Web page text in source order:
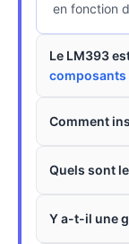
en fonction
Le LM393
Comment
Quels sont
Y a-t-il une